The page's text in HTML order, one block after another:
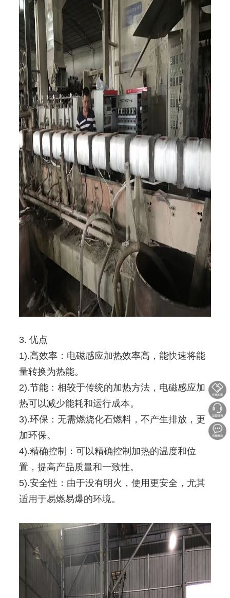
3. 优点
1).高效率：电磁感应加热效率高，能快速将能
量转换为热能。
2).节能：相较于传统的加热方法，电磁感应加
热可以减少能耗和运行成本。
3).环保：无需燃烧化石燃料，不产生排放，更
加环保。
4).精确控制：可以精确控制加热的温度和位
置，提高产品质量和一致性。
5).安全性：由于没有明火，使用更安全，尤其
适用于易燃易爆的环境。